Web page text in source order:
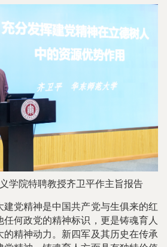
学院特聘教授齐卫平作主旨报告
党精神是中国共产党与生俱来的红
何政党的精神标识，更是铸魂育人
的精神动力。新四军及其历史在传承